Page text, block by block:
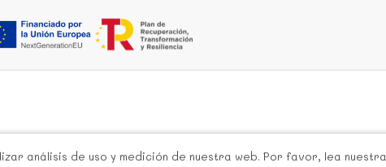
análisis de uso y medición de nuestra web. Por favor, lea nuestra